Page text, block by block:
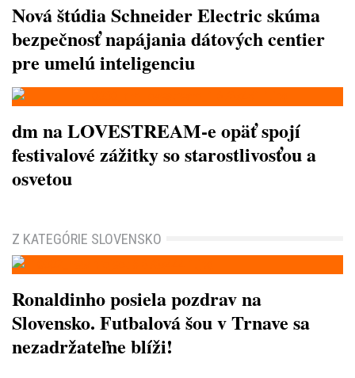
Nová štúdia Schneider Electric skúma
bezpečnosť napájania dátových centier
pre umelú inteligenciu
dm na LOVESTREAM-e opäť spojí
festivalové zážitky so starostlivosťou a
osvetou
Z KATEGÓRIE SLOVENSKO
Ronaldinho posiela pozdrav na
Slovensko. Futbalová šou v Trnave sa
nezadržateľne blíži!